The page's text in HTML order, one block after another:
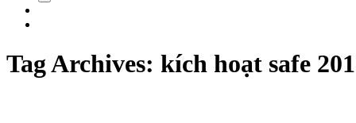
Tag Archives: kích hoạt safe